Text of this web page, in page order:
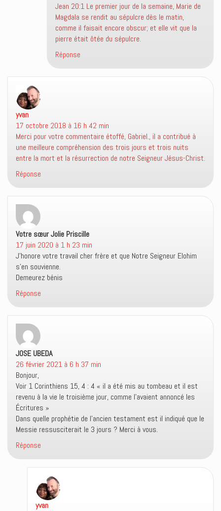
Jean 20:1 Le premier jour de la semaine, Marie de
Magdala se rendit au sépulcre dès le matin,
comme il faisait encore obscur; et elle vit que la
pierre était ôtée du sépulcre.
Réponse
yvan
17 octobre 2018 à 16 h 42 min
Merci pour votre commentaire étoffé, Gabriel., il a contribué à
une meilleure compréhension des trois jours et trois nuits
entre la mort et la résurrection de notre Seigneur Jésus-Christ.
Réponse
Votre sœur Jolie Priscille
17 juin 2020 à 1 h 23 min
J’honore votre travail cher frère et que Notre Seigneur Elohim
s’en souvienne.
Demeurez bénis
Réponse
JOSE UBEDAdit :
26 février 2021 à 6 h 37 min
Bonjour,
Voir 1 Corinthiens 15, 4 : 4 « il a été mis au tombeau et il est
revenu à la vie le troisième jour, comme l’avaient annoncé les
Écritures »
Dans quelle prophétie de l’ancien testament est il indiqué que le
Messie ressusciterait le 3 jours ? Merci à vous.
Réponse
yvan